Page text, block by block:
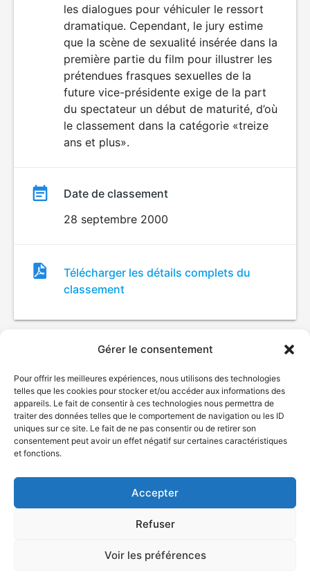
Gérer le consentement
Pour offrir les meilleures expériences, nous utilisons des technologies
telles que les cookies pour stocker et/ou accéder aux informations des
appareils. Le fait de consentir à ces technologies nous permettra de
traiter des données telles que le comportement de navigation ou les ID
uniques sur ce site. Le fait de ne pas consentir ou de retirer son
consentement peut avoir un effet négatif sur certaines caractéristiques
et fonctions.
Accepter
Refuser
Voir les préférences
les dialogues pour véhiculer le ressort
dramatique. Cependant, le jury estime
que la scène de sexualité insérée dans la
première partie du film pour illustrer les
prétendues frasques sexuelles de la
future vice-présidente exige de la part
du spectateur un début de maturité, d’où
le classement dans la catégorie «treize
ans et plus».
Date de classement
28 septembre 2000
Fichier
de
classement
Télécharger les détails complets du
classement
© Gouvernement du Québec, 2026
Plan du site
Accessibilité
Accès à l'information
Déclaration de services